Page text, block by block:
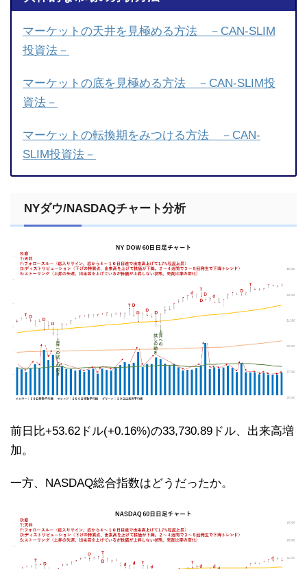
マーケットの天井を見極める方法 －CAN-SLIM
投資法－
マーケットの底を見極める方法 －CAN-SLIM投
資法－
マーケットの転換期をみつける方法 －CAN-
SLIM投資法－
NYダウ/NASDAQチャート分析
前日比+53.62ドル(+0.16%)の33,730.89ドル、出来高増
加。
一方、NASDAQ総合指数はどうだったか。